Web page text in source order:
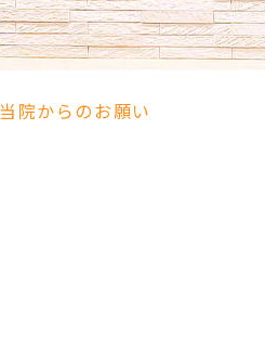
当院からのお願い